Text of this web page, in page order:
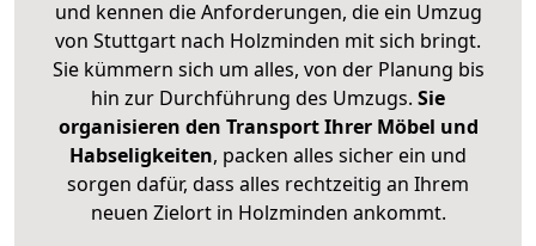
und kennen die Anforderungen, die ein Umzug
von Stuttgart nach Holzminden mit sich bringt.
Sie kümmern sich um alles, von der Planung bis
hin zur Durchführung des Umzugs. Sie
organisieren den Transport Ihrer Möbel und
Habseligkeiten, packen alles sicher ein und
sorgen dafür, dass alles rechtzeitig an Ihrem
neuen Zielort in Holzminden ankommt.